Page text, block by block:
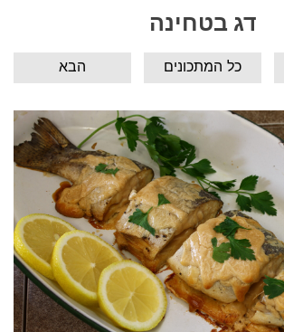
דג בטחינה
הבא כל המתכונים